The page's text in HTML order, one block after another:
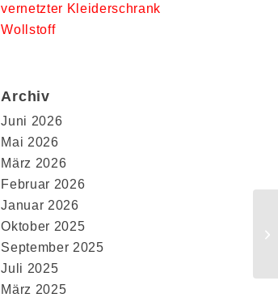
vernetzter Kleiderschrank
Wollstoff
Archiv
Juni 2026
Mai 2026
März 2026
Februar 2026
Januar 2026
Oktober 2025
September 2025
Juli 2025
März 2025